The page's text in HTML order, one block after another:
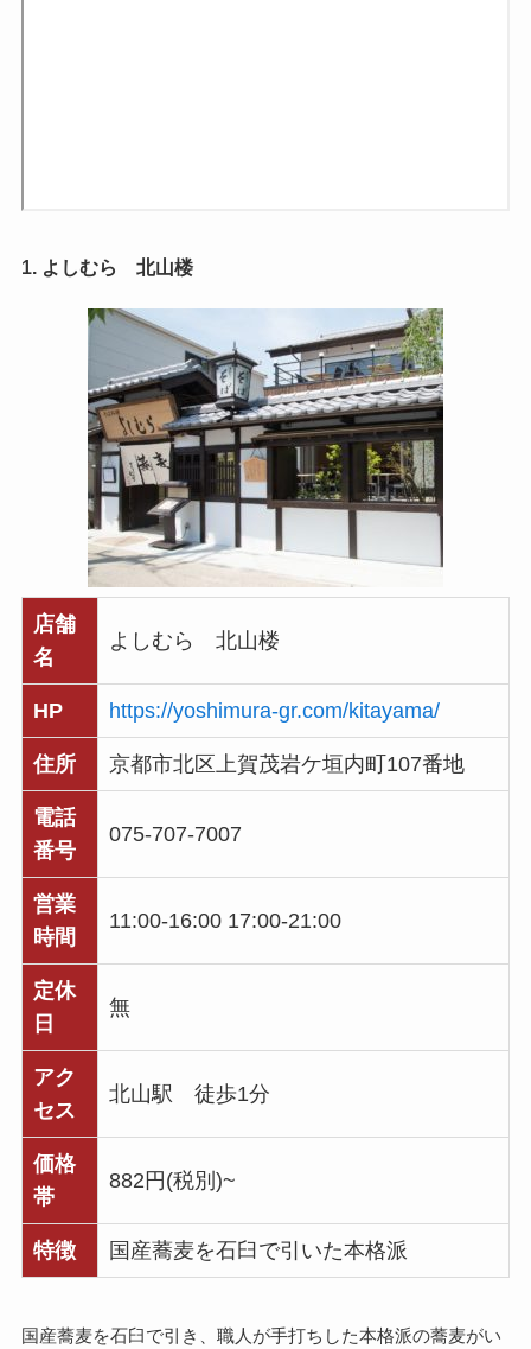
1. よしむら 北山楼
店舗
名
よしむら 北山楼
HP https://yoshimura-gr.com/kitayama/
住所 京都市北区上賀茂岩ケ垣内町107番地
電話
番号
075-707-7007
営業
時間
11:00-16:00 17:00-21:00
定休
日
無
アク
セス
北山駅 徒歩1分
価格
帯
882円(税別)~
特徴 国産蕎麦を石臼で引いた本格派
国産蕎麦を石臼で引き、職人が手打ちした本格派の蕎麦がい